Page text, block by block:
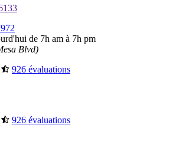
de 7h am à 7h pm
Blvd)
926 évaluations
926 évaluations